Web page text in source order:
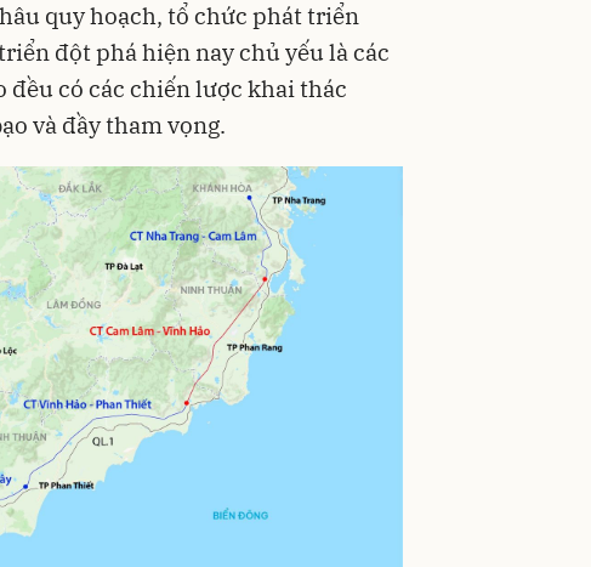
quy hoạch, tổ chức phát triển
đột phá hiện nay chủ yếu là các
đều có các chiến lược khai thác
và đầy tham vọng.